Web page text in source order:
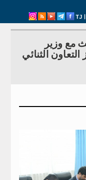
TJ |
مع وزير
الثنائي